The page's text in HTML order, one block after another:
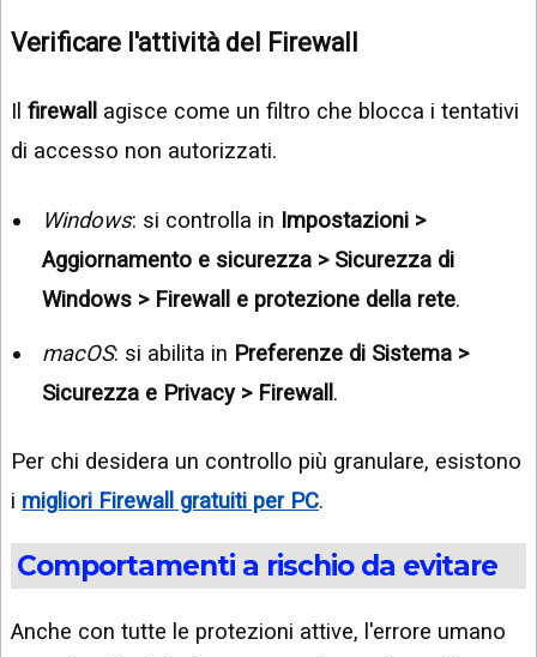
Verificare l'attività del Firewall
Il firewall
agisce come un filtro che blocca i tentativi
di accesso non autorizzati.
Windows: si controlla in Impostazioni >
Aggiornamento e sicurezza > Sicurezza di
Windows > Firewall e protezione della rete.
macOS: si abilita in Preferenze di Sistema >
Sicurezza e Privacy > Firewall.
Per chi desidera un controllo più granulare, esistono
i migliori Firewall gratuiti per PC.
Comportamenti a rischio da evitare
Anche con tutte le protezioni attive, l'errore umano